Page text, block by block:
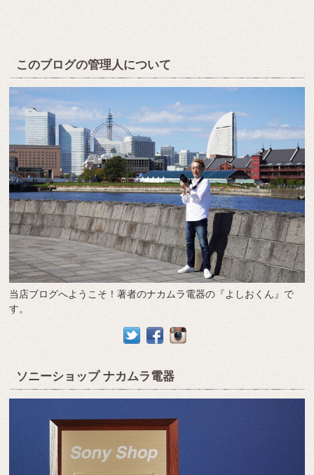
このブログの管理人について
当店ブログへようこそ！著者のナカムラ電器の『よしおくん』で
す。
ソニーショップ ナカムラ電器